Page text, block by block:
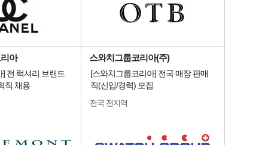
아
전 럭셔리 브랜드
직 채용
스와치그룹코리아(주)
[스와치그룹코리아] 전국 매장 판매
직(신입/경력) 모집
전국 전지역